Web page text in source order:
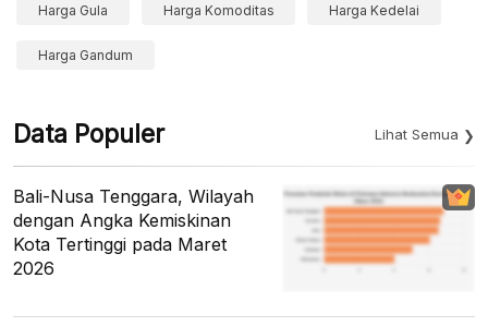
Harga Gula Harga Komoditas Harga Kedelai
Harga Gandum
Data Populer Lihat Semua
Bali-Nusa Tenggara, Wilayah
dengan Angka Kemiskinan
Kota Tertinggi pada Maret
2026